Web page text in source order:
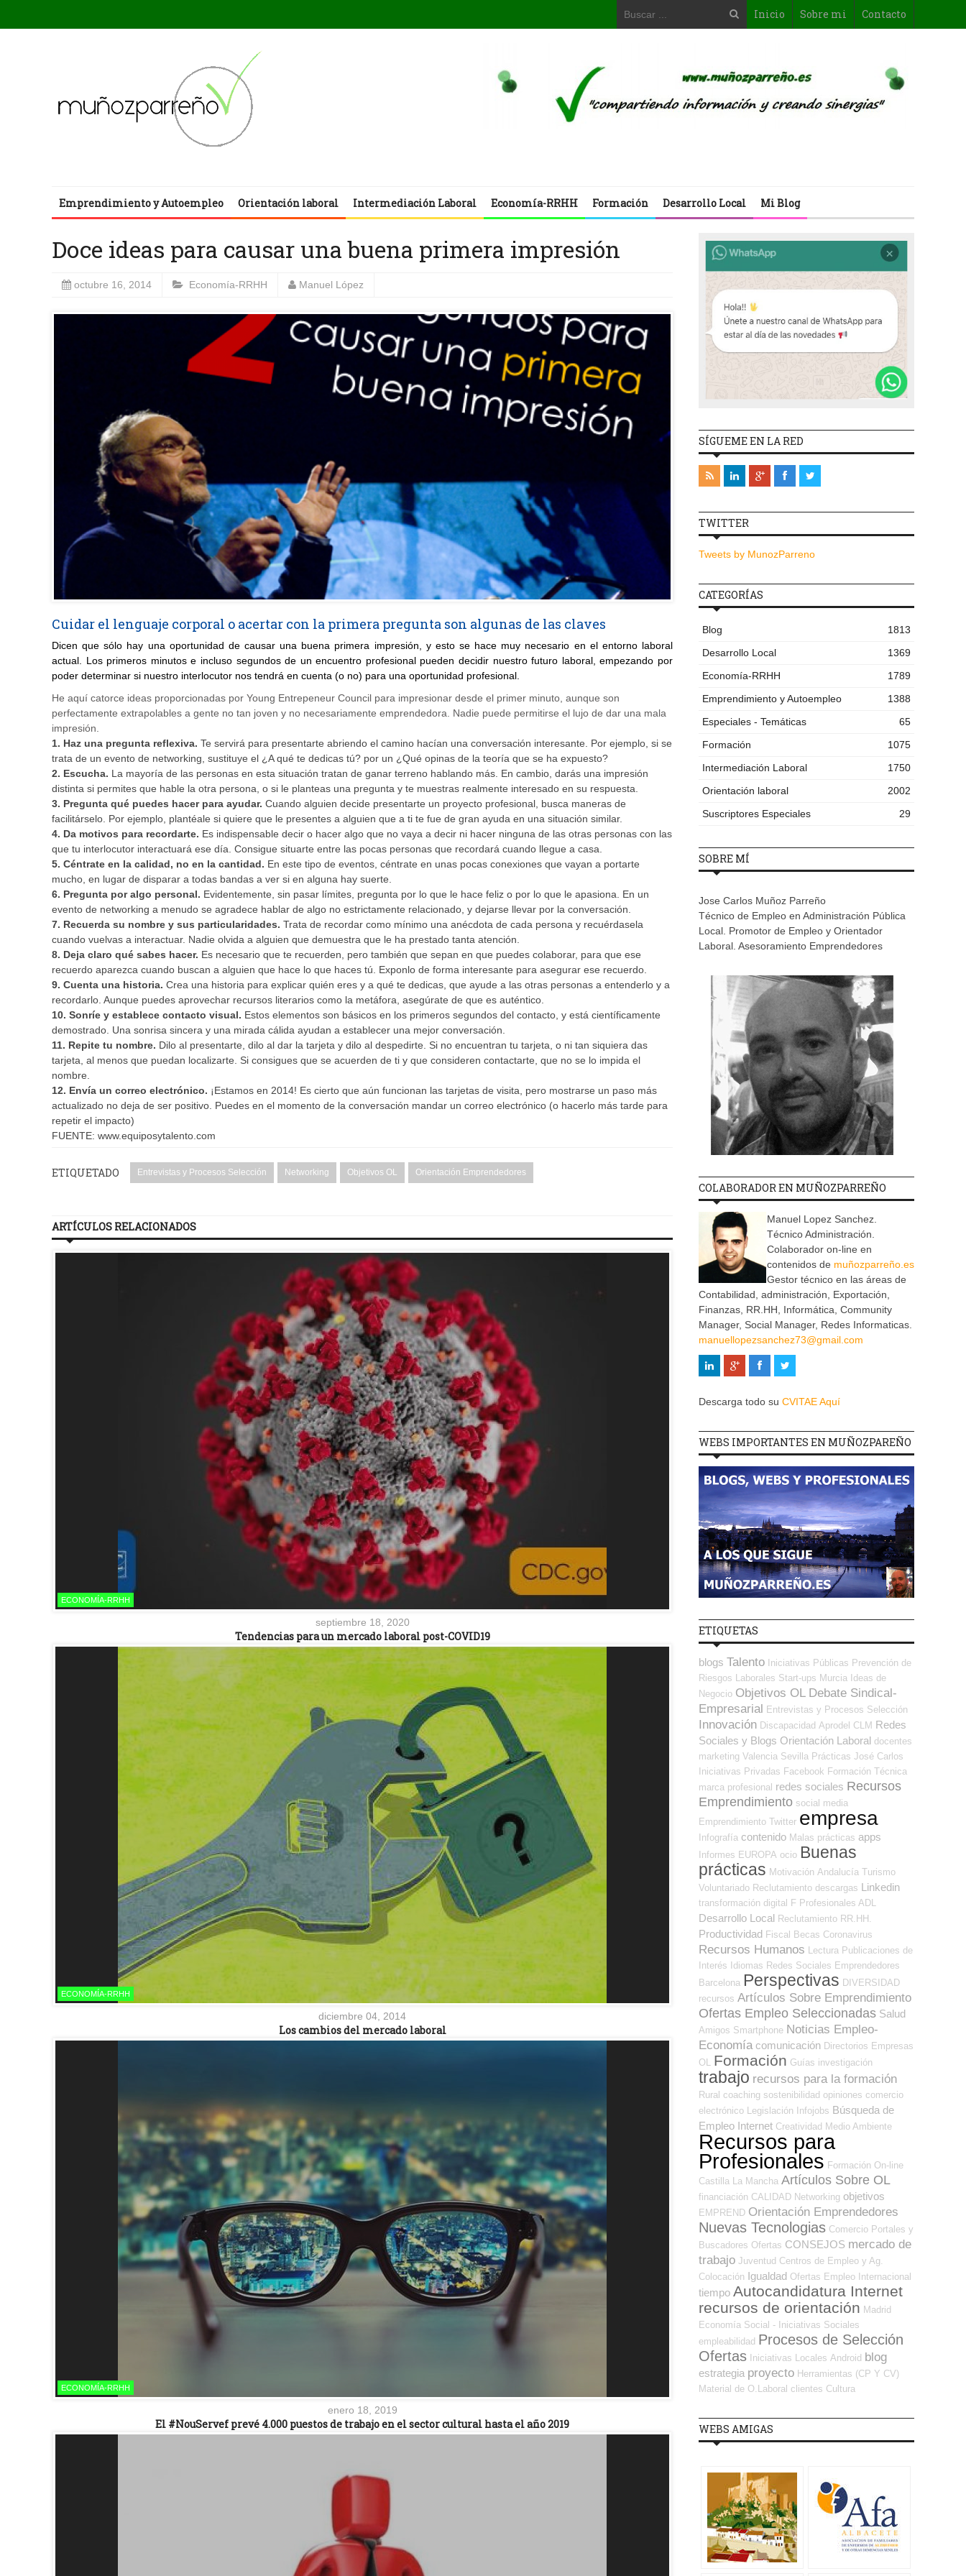
Inicio Sobre mi Contacto
Emprendimiento y Autoempleo Orientación laboral Intermediación Laboral Economía-RRHH Formación Desarrollo Local Mi Blog
Doce ideas para causar una buena primera impresión
octubre 16, 2014 Economía-RRHH Manuel López
Cuidar el lenguaje corporal o acertar con la primera pregunta son algunas de las claves
Dicen que sólo hay una oportunidad de causar una buena primera impresión, y esto se hace muy necesario en el entorno laboral
actual. Los primeros minutos e incluso segundos de un encuentro profesional pueden decidir nuestro futuro laboral, empezando por
poder determinar si nuestro interlocutor nos tendrá en cuenta (o no) para una oportunidad profesional.
He aquí catorce ideas proporcionadas por Young Entrepeneur Council para impresionar desde el primer minuto, aunque son
perfectamente extrapolables a gente no tan joven y no necesariamente emprendedora. Nadie puede permitirse el lujo de dar una mala
impresión.
1. Haz una pregunta reflexiva. Te servirá para presentarte abriendo el camino hacían una conversación interesante. Por ejemplo, si se
trata de un evento de networking, sustituye el ¿A qué te dedicas tú? por un ¿Qué opinas de la teoría que se ha expuesto?
2. Escucha. La mayoría de las personas en esta situación tratan de ganar terreno hablando más. En cambio, darás una impresión
distinta si permites que hable la otra persona, o si le planteas una pregunta y te muestras realmente interesado en su respuesta.
3. Pregunta qué puedes hacer para ayudar. Cuando alguien decide presentarte un proyecto profesional, busca maneras de
facilitárselo. Por ejemplo, plantéale si quiere que le presentes a alguien que a ti te fue de gran ayuda en una situación similar.
4. Da motivos para recordarte. Es indispensable decir o hacer algo que no vaya a decir ni hacer ninguna de las otras personas con las
que tu interlocutor interactuará ese día. Consigue situarte entre las pocas personas que recordará cuando llegue a casa.
5. Céntrate en la calidad, no en la cantidad. En este tipo de eventos, céntrate en unas pocas conexiones que vayan a portarte
mucho, en lugar de disparar a todas bandas a ver si en alguna hay suerte.
6. Pregunta por algo personal. Evidentemente, sin pasar límites, pregunta por lo que le hace feliz o por lo que le apasiona. En un
evento de networking a menudo se agradece hablar de algo no estrictamente relacionado, y dejarse llevar por la conversación.
7. Recuerda su nombre y sus particularidades. Trata de recordar como mínimo una anécdota de cada persona y recuérdasela
cuando vuelvas a interactuar. Nadie olvida a alguien que demuestra que le ha prestado tanta atención.
8. Deja claro qué sabes hacer. Es necesario que te recuerden, pero también que sepan en que puedes colaborar, para que ese
recuerdo aparezca cuando buscan a alguien que hace lo que haces tú. Exponlo de forma interesante para asegurar ese recuerdo.
9. Cuenta una historia. Crea una historia para explicar quién eres y a qué te dedicas, que ayude a las otras personas a entenderlo y a
recordarlo. Aunque puedes aprovechar recursos literarios como la metáfora, asegúrate de que es auténtico.
10. Sonríe y establece contacto visual. Estos elementos son básicos en los primeros segundos del contacto, y está científicamente
demostrado. Una sonrisa sincera y una mirada cálida ayudan a establecer una mejor conversación.
11. Repite tu nombre. Dilo al presentarte, dilo al dar la tarjeta y dilo al despedirte. Si no encuentran tu tarjeta, o ni tan siquiera das
tarjeta, al menos que puedan localizarte. Si consigues que se acuerden de ti y que consideren contactarte, que no se lo impida el
nombre.
12. Envía un correo electrónico. ¡Estamos en 2014! Es cierto que aún funcionan las tarjetas de visita, pero mostrarse un paso más
actualizado no deja de ser positivo. Puedes en el momento de la conversación mandar un correo electrónico (o hacerlo más tarde para
repetir el impacto)
FUENTE: www.equiposytalento.com
ETIQUETADO Entrevistas y Procesos Selección Networking Objetivos OL Orientación Emprendedores
ARTÍCULOS RELACIONADOS
ECONOMÍA-RRHH
septiembre 18, 2020
Tendencias para un mercado laboral post-COVID19
ECONOMÍA-RRHH
diciembre 04, 2014
Los cambios del mercado laboral
ECONOMÍA-RRHH
enero 18, 2019
El #NouServef prevé 4.000 puestos de trabajo en el sector cultural hasta el año 2019
SÍGUEME EN LA RED
TWITTER
Tweets by MunozParreno
CATEGORÍAS
Blog
1813
Desarrollo Local
1369
Economía-RRHH
1789
Emprendimiento y Autoempleo
1388
Especiales - Temáticas
65
Formación
1075
Intermediación Laboral
1750
Orientación laboral
2002
Suscriptores Especiales
29
SOBRE MÍ
Jose Carlos Muñoz Parreño
Técnico de Empleo en Administración Pública
Local. Promotor de Empleo y Orientador
Laboral. Asesoramiento Emprendedores
COLABORADOR EN MUÑOZPARREÑO
Manuel Lopez Sanchez.
Técnico Administración.
Colaborador on-line en
contenidos de muñozparreño.es
Gestor técnico en las áreas de
Contabilidad, administración, Exportación,
Finanzas, RR.HH, Informática, Community
Manager, Social Manager, Redes Informaticas.
manuellopezsanchez73@gmail.com
Descarga todo su CVITAE Aquí
WEBS IMPORTANTES EN MUÑOZPAREÑO
ETIQUETAS
blogs Talento Iniciativas Públicas Prevención de
Riesgos Laborales Start-ups Murcia
Ideas de
Negocio Objetivos OL Debate Sindical-
Empresarial Entrevistas y Procesos Selección
Innovación Discapacidad Aprodel CLM Redes
Sociales y Blogs Orientación Laboral docentes
marketing Valencia Sevilla Prácticas José Carlos
Iniciativas Privadas Facebook Formación Técnica
marca profesional redes sociales Recursos
Emprendimiento social media
Emprendimiento Twitter empresa
Infografía contenido Malas prácticas apps
Informes EUROPA ocio Buenas
prácticas Motivación Andalucía Turismo
Voluntariado Reclutamiento descargas Linkedin
transformación digital F Profesionales ADL
Desarrollo Local Reclutamiento RR.HH.
Productividad Fiscal Becas Coronavirus
Recursos Humanos Lectura Publicaciones de
Interés
Idiomas Redes Sociales Emprendedores
Barcelona Perspectivas DIVERSIDAD
recursos Artículos Sobre Emprendimiento
Ofertas Empleo Seleccionadas Salud
Amigos Smartphone Noticias Empleo-
Economía comunicación Directorios Empresas
OL
Formación Guías investigación
trabajo recursos para la formación
Rural coaching sostenibilidad opiniones comercio
electrónico
Legislación Infojobs Búsqueda de
Empleo Internet Creatividad Medio Ambiente
Recursos para
Profesionales Formación On-line
Castilla La Mancha Artículos Sobre OL
financiación CALIDAD Networking objetivos
EMPREND Orientación Emprendedores
Nuevas Tecnologias Comercio Portales y
Buscadores Ofertas CONSEJOS mercado de
trabajo Juventud Centros de Empleo y Ag.
Colocación Igualdad Ofertas Empleo Internacional
tiempo Autocandidatura Internet
recursos de orientación Madrid
Economía Social - Iniciativas Sociales
empleabilidad Procesos de Selección
Ofertas Iniciativas Locales Android blog
estrategia proyecto Herramientas (CP Y CV)
Material de O.Laboral clientes Cultura
WEBS AMIGAS